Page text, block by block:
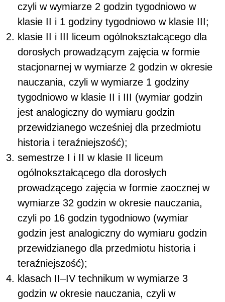
czyli w wymiarze 2 godzin tygodniowo w
klasie II i 1 godziny tygodniowo w klasie III;
klasie II i III liceum ogólnokształcącego dla
dorosłych prowadzącym zajęcia w formie
stacjonarnej w wymiarze 2 godzin w okresie
nauczania, czyli w wymiarze 1 godziny
tygodniowo w klasie II i III (wymiar godzin
jest analogiczny do wymiaru godzin
przewidzianego wcześniej dla przedmiotu
historia i teraźniejszość);
semestrze I i II w klasie II liceum
ogólnokształcącego dla dorosłych
prowadzącego zajęcia w formie zaocznej w
wymiarze 32 godzin w okresie nauczania,
czyli po 16 godzin tygodniowo (wymiar
godzin jest analogiczny do wymiaru godzin
przewidzianego dla przedmiotu historia i
teraźniejszość);
klasach II–IV technikum w wymiarze 3
godzin w okresie nauczania, czyli w